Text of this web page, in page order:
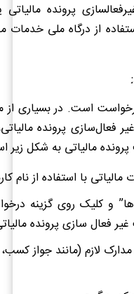
پرونده
از درگاه ملی خدمات
است. در بسیاری
فعال‌سازی پرونده
مالیاتی به شکل زیر
با استفاده از نام
و کلیک روی گزینه
فعال سازی پرونده
لازم (مانند جواز